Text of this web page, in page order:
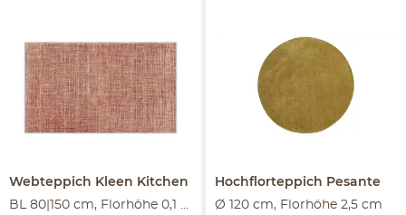
Webteppich Kleen Kitchen
BL 80|150 cm, Florhöhe 0,1 cm
Hochflorteppich Pesante
Ø 120 cm, Florhöhe 2,5 cm